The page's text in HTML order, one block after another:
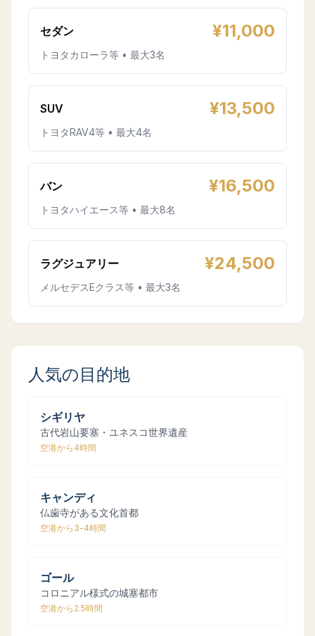
セダン ¥11,000
トヨタカローラ等 • 最大3名
SUV ¥13,500
トヨタRAV4等 • 最大4名
バン ¥16,500
トヨタハイエース等 • 最大8名
ラグジュアリー ¥24,500
メルセデスEクラス等 • 最大3名
人気の目的地
シギリヤ
古代岩山要塞・ユネスコ世界遺産
空港から 4時間
キャンディ
仏歯寺がある文化首都
空港から 3-4時間
ゴール
コロニアル様式の城塞都市
空港から 2.5時間